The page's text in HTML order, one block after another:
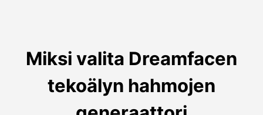
Miksi valita Dreamfacen
tekoälyn hahmojen